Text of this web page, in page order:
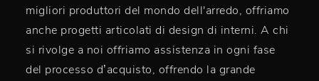
migliori produttori del mondo dell'arredo, offriamo
anche progetti articolati di design di interni. A chi
si rivolge a noi offriamo assistenza in ogni fase
del processo d’acquisto, offrendo la grande